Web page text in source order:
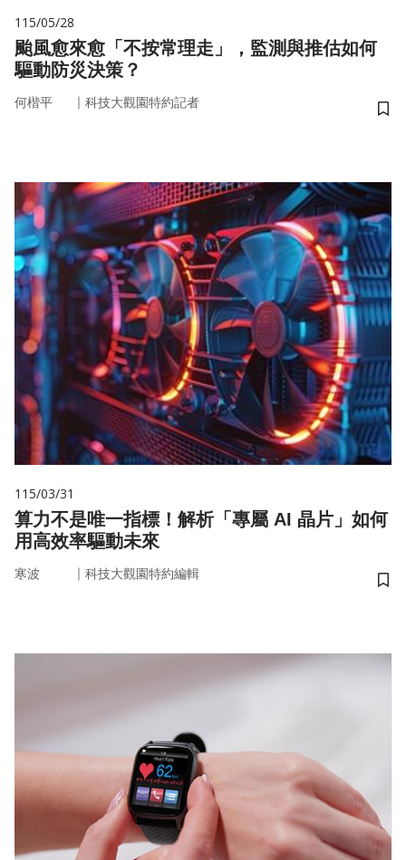
115/05/28
颱風愈來愈「不按常理走」，監測與推估如何
驅動防災決策？
何楷平 ｜ 科技大觀園特約記者
儲
115/03/31
算力不是唯一指標！解析「專屬 AI 晶片」如何
用高效率驅動未來
寒波 ｜ 科技大觀園特約編輯
儲